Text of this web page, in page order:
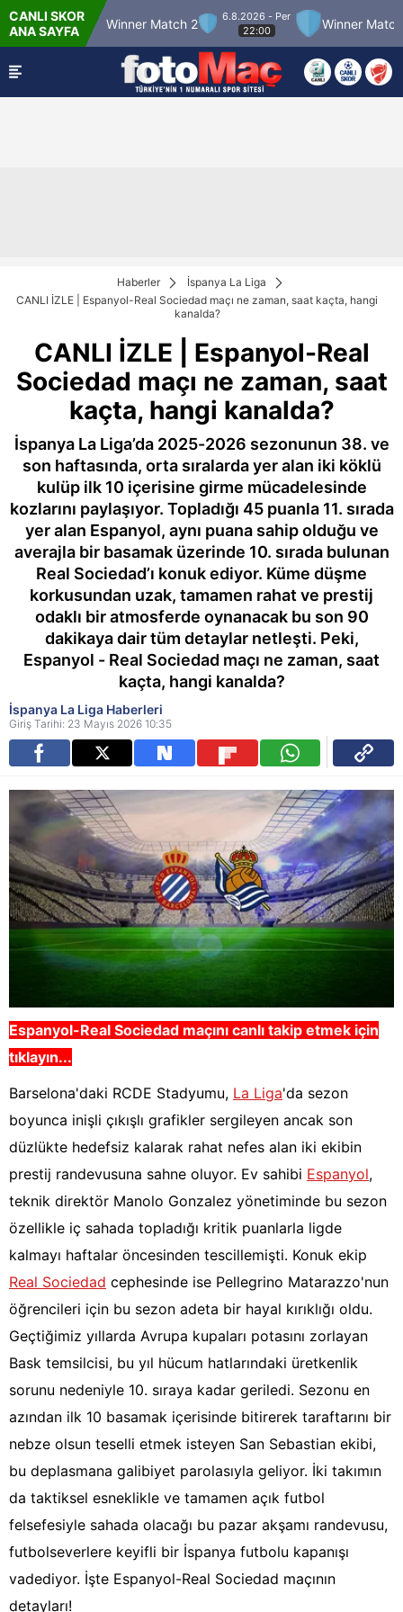
CANLI SKOR
ANA SAYFA
Match 12 Winner Match 2
6.8.2026 - Per
22:00
Winner Match 3
Haberler
İspanya La Liga
CANLI İZLE | Espanyol-Real Sociedad maçı ne zaman, saat kaçta, hangi
kanalda?
CANLI İZLE | Espanyol-Real
Sociedad maçı ne zaman, saat
kaçta, hangi kanalda?
İspanya La Liga’da 2025-2026 sezonunun 38. ve
son haftasında, orta sıralarda yer alan iki köklü
kulüp ilk 10 içerisine girme mücadelesinde
kozlarını paylaşıyor. Topladığı 45 puanla 11. sırada
yer alan Espanyol, aynı puana sahip olduğu ve
averajla bir basamak üzerinde 10. sırada bulunan
Real Sociedad’ı konuk ediyor. Küme düşme
korkusundan uzak, tamamen rahat ve prestij
odaklı bir atmosferde oynanacak bu son 90
dakikaya dair tüm detaylar netleşti. Peki,
Espanyol - Real Sociedad maçı ne zaman, saat
kaçta, hangi kanalda?
İspanya La Liga Haberleri
Giriş Tarihi: 23 Mayıs 2026 10:35
Espanyol-Real Sociedad maçını canlı takip etmek için
tıklayın...
Barselona'daki RCDE Stadyumu, La Liga'da sezon
boyunca inişli çıkışlı grafikler sergileyen ancak son
düzlükte hedefsiz kalarak rahat nefes alan iki ekibin
prestij randevusuna sahne oluyor. Ev sahibi Espanyol,
teknik direktör Manolo Gonzalez yönetiminde bu sezon
özellikle iç sahada topladığı kritik puanlarla ligde
kalmayı haftalar öncesinden tescillemişti. Konuk ekip
Real Sociedad cephesinde ise Pellegrino Matarazzo'nun
öğrencileri için bu sezon adeta bir hayal kırıklığı oldu.
Geçtiğimiz yıllarda Avrupa kupaları potasını zorlayan
Bask temsilcisi, bu yıl hücum hatlarındaki üretkenlik
sorunu nedeniyle 10. sıraya kadar geriledi. Sezonu en
azından ilk 10 basamak içerisinde bitirerek taraftarını bir
nebze olsun teselli etmek isteyen San Sebastian ekibi,
bu deplasmana galibiyet parolasıyla geliyor. İki takımın
da taktiksel esneklikle ve tamamen açık futbol
felsefesiyle sahada olacağı bu pazar akşamı randevusu,
futbolseverlere keyifli bir İspanya futbolu kapanışı
vadediyor. İşte Espanyol-Real Sociedad maçının
detayları!